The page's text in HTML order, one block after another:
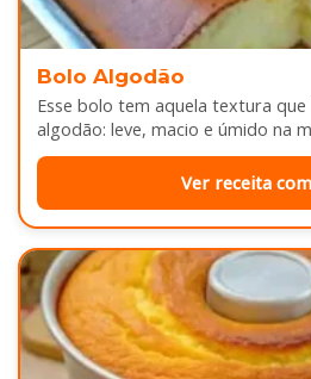
Bolo Algodão
Esse bolo tem aquela textura
algodão: leve, macio e úmido na
pra servir…
Ver receita